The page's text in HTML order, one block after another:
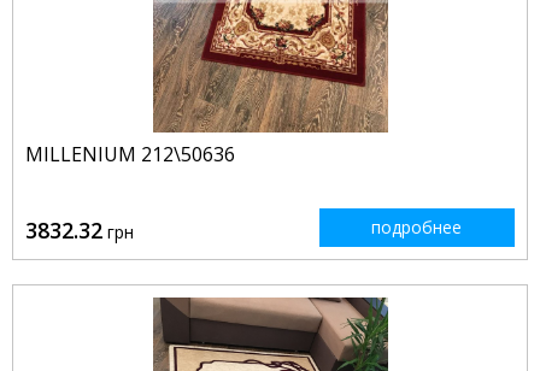
MILLENIUM 212\50636
3832.32 грн подробнее